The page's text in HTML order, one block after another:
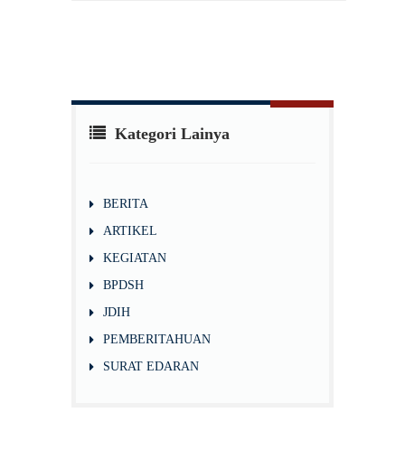
Kategori Lainya
BERITA
ARTIKEL
KEGIATAN
BPDSH
JDIH
PEMBERITAHUAN
SURAT EDARAN